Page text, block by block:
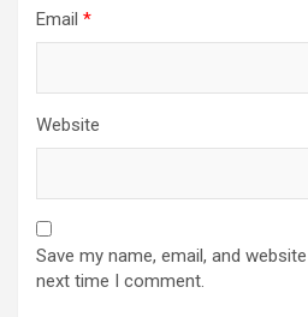
Email *
Website
Save my name, email, and
next time I comment.